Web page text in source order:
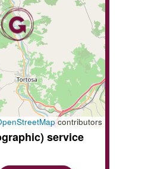
contributors
service